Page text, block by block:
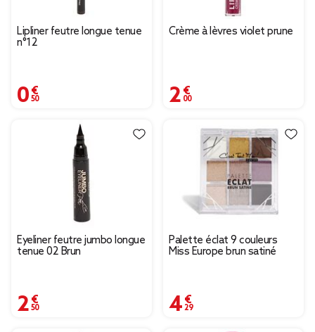
Lipliner feutre longue tenue
n°12
0,50 €
Crème à lèvres violet prune
2,00 €
Eyeliner feutre jumbo longue
tenue 02 Brun
2,50 €
Palette éclat 9 couleurs
Miss Europe brun satiné
4,29 €